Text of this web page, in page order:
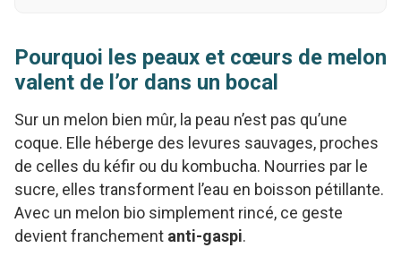
Pourquoi les peaux et cœurs de melon
valent de l’or dans un bocal
Sur un melon bien mûr, la peau n’est pas qu’une
coque. Elle héberge des levures sauvages, proches
de celles du kéfir ou du kombucha. Nourries par le
sucre, elles transforment l’eau en boisson pétillante.
Avec un melon bio simplement rincé, ce geste
devient franchement anti-gaspi.